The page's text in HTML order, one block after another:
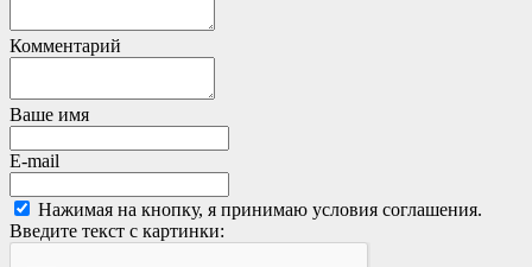
Комментарий
Ваше имя
E-mail
Нажимая на кнопку, я принимаю условия соглашения.
Введите текст с картинки: